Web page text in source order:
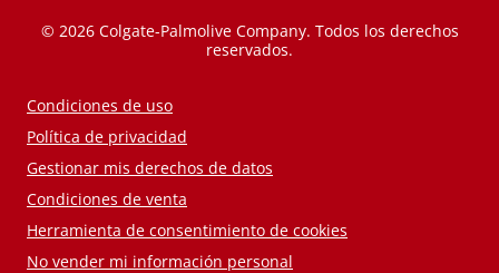
© 2026 Colgate-Palmolive Company. Todos los derechos
reservados.
Condiciones de uso
Política de privacidad
Gestionar mis derechos de datos
Condiciones de venta
Herramienta de consentimiento de cookies
No vender mi información personal